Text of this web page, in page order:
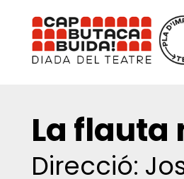
La flauta
Direcció: